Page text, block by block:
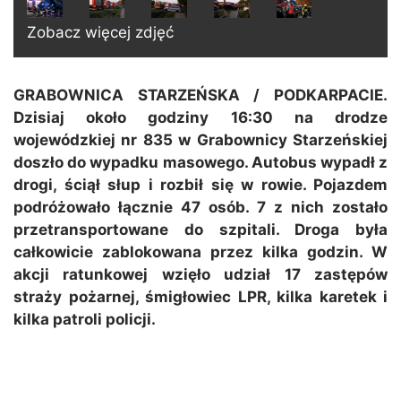
Zobacz więcej zdjęć
GRABOWNICA STARZEŃSKA / PODKARPACIE.
Dzisiaj około godziny 16:30 na drodze
wojewódzkiej nr 835 w Grabownicy Starzeńskiej
doszło do wypadku masowego. Autobus wypadł z
drogi, ściął słup i rozbił się w rowie. Pojazdem
podróżowało łącznie 47 osób. 7 z nich zostało
przetransportowane do szpitali. Droga była
całkowicie zablokowana przez kilka godzin. W
akcji ratunkowej wzięło udział 17 zastępów
straży pożarnej, śmigłowiec LPR, kilka karetek i
kilka patroli policji.